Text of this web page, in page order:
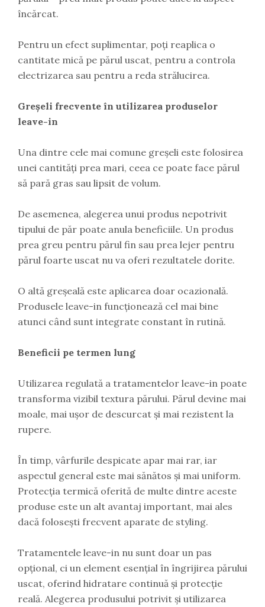
încărcat.
Pentru un efect suplimentar, poți reaplica o
cantitate mică pe părul uscat, pentru a controla
electrizarea sau pentru a reda strălucirea.
Greșeli frecvente în utilizarea produselor
leave-in
Una dintre cele mai comune greșeli este folosirea
unei cantități prea mari, ceea ce poate face părul
să pară gras sau lipsit de volum.
De asemenea, alegerea unui produs nepotrivit
tipului de păr poate anula beneficiile. Un produs
prea greu pentru părul fin sau prea lejer pentru
părul foarte uscat nu va oferi rezultatele dorite.
O altă greșeală este aplicarea doar ocazională.
Produsele leave-in funcționează cel mai bine
atunci când sunt integrate constant în rutină.
Beneficii pe termen lung
Utilizarea regulată a tratamentelor leave-in poate
transforma vizibil textura părului. Părul devine mai
moale, mai ușor de descurcat și mai rezistent la
rupere.
În timp, vârfurile despicate apar mai rar, iar
aspectul general este mai sănătos și mai uniform.
Protecția termică oferită de multe dintre aceste
produse este un alt avantaj important, mai ales
dacă folosești frecvent aparate de styling.
Tratamentele leave-in nu sunt doar un pas
opțional, ci un element esențial în îngrijirea părului
uscat, oferind hidratare continuă și protecție
reală. Alegerea produsului potrivit și utilizarea